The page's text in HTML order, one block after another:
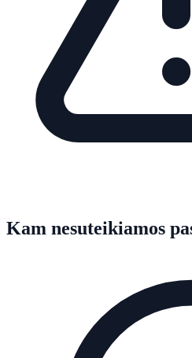
Kam nesuteikiamos